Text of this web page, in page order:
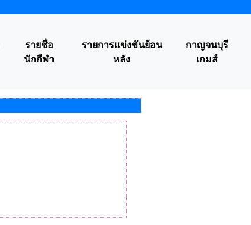
รายชื่อ
นักกีฬา
รายการแข่งขันย้อน
หลัง
กาญจนบุรี
เกมส์